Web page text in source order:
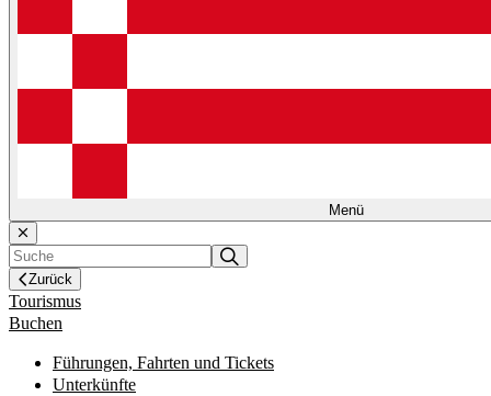
Menü
Zurück
Tourismus
Buchen
Führungen, Fahrten und Tickets
Unterkünfte